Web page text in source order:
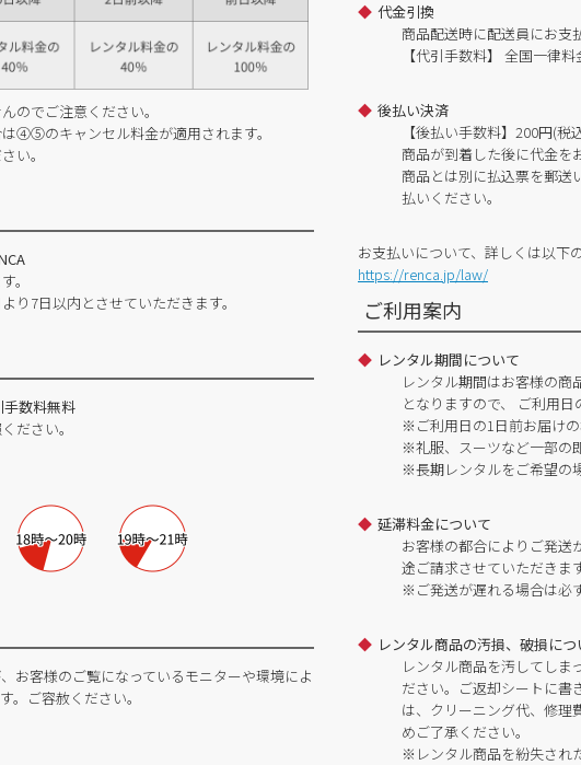
のでご注意ください。
のキャンセル料金が適用されます。
い。
。
7日以内とさせていただきます。
数料無料
ださい。
お客様のご覧になっているモニターや環境によ
。ご容赦ください。
代金引換
商品配送時に配送員にお支
【代引手数料】 全国一律
後払い決済
【後払い手数料】200円(税
商品が到着した後に代金を
商品とは別に払込票を郵送
払いください。
お支払いについて、詳しくは以下
https://renca.jp/law/
ご利用案内
レンタル期間について
レンタル期間はお客様の
となりますので、 ご利用
※ご利用日の1日前お届け
※礼服、スーツなど一部の
※長期レンタルをご希望の
延滞料金について
お客様の都合によりご発送
途ご請求させていただきま
※ご発送が遅れる場合は必
レンタル商品の汚損、破損につ
レンタル商品を汚してし
ださい。ご返却シートに書
は、クリーニング代、修理
めご了承ください。
※レンタル商品を紛失され